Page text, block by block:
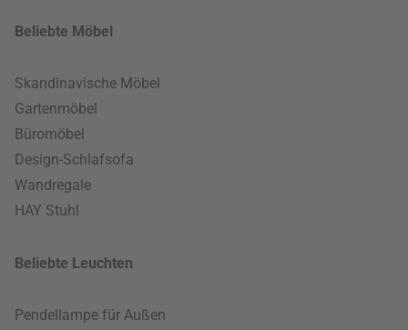
Beliebte Möbel
Skandinavische Möbel
Gartenmöbel
Büromöbel
Design-Schlafsofa
Wandregale
HAY Stuhl
Beliebte Leuchten
Pendellampe für Außen